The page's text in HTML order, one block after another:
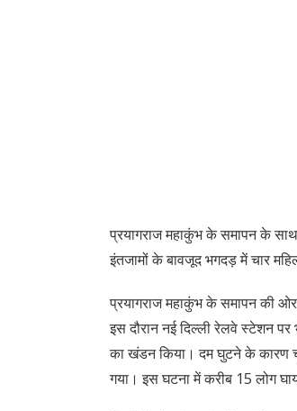
प्रयागराज महाकुंभ के समापन के
इंतजामों के बावजूद भगदड़ में चार
प्रयागराज महाकुंभ के समापन की
इस दौरान नई दिल्ली रेलवे स्टेशन
का खंडन किया। दम घुटने के कारण
गया। इस घटना में करीब 15 लोग